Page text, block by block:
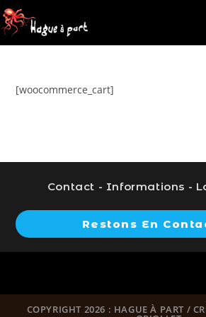
principal
Skip
to
content
[woocommerce_cart]
Contact - Informations -
Restons En
COPYRIGHT 2026 : HAGUE À PART /